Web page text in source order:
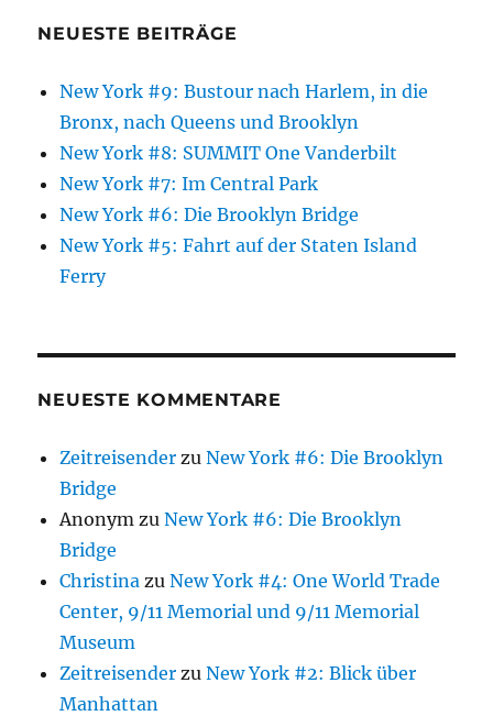
NEUESTE BEITRÄGE
New York #9: Bustour nach Harlem, in die
Bronx, nach Queens und Brooklyn
New York #8: SUMMIT One Vanderbilt
New York #7: Im Central Park
New York #6: Die Brooklyn Bridge
New York #5: Fahrt auf der Staten Island
Ferry
NEUESTE KOMMENTARE
Zeitreisender zuNew York #6: Die Brooklyn
Bridge
Anonym zuNew York #6: Die Brooklyn
Bridge
Christina zuNew York #4: One World Trade
Center, 9/11 Memorial und 9/11 Memorial
Museum
Zeitreisender zuNew York #2: Blick über
Manhattan